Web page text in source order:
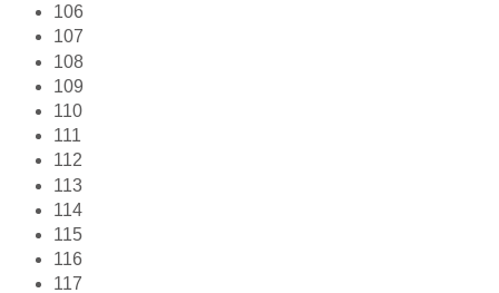
106
107
108
109
110
111
112
113
114
115
116
117